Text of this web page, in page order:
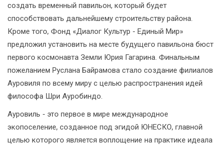
создать временный павильон, который будет
способствовать дальнейшему строительству района.
Кроме того, Фонд «Диалог Культур - Единый Мир»
предложил установить на месте будущего павильона бюст
первого космонавта Земли Юрия Гагарина. Финальным
пожеланием Руслана Байрамова стало создание филиалов
Ауровиля по всему миру с целью распространения идей
философа Шри Ауробиндо.
Ауровиль - это первое в мире международное
экопоселение, созданное под эгидой ЮНЕСКО, главной
целью которого является воплощение на практике идеала